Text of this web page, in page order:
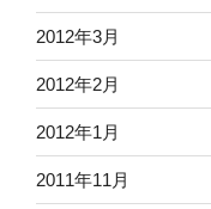
2012年3月
2012年2月
2012年1月
2011年11月